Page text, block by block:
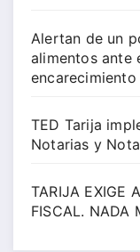
Alertan de un
alimentos ante
TED Tarija
Notarias y
TARIJA EXIGE
FISCAL. NADA